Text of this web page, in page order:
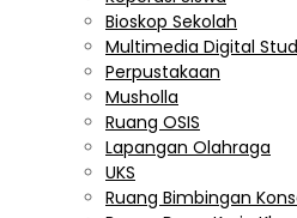
Bioskop Sekolah
Multimedia Digital
Perpustakaan
Musholla
Ruang OSIS
Lapangan Olahraga
UKS
Ruang Bimbingan